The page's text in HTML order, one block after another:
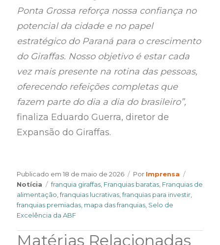
Ponta Grossa reforça nossa confiança no
potencial da cidade e no papel
estratégico do Paraná para o crescimento
do Giraffas. Nosso objetivo é estar cada
vez mais presente na rotina das pessoas,
oferecendo refeições completas que
fazem parte do dia a dia do brasileiro”,
finaliza Eduardo Guerra, diretor de
Expansão do Giraffas.
Publicado em18 de maio de 2026 Por Author
Imprensa
Notícia
Tags
franquia giraffas, Franquias baratas, Franquias de
alimentação,franquias lucrativas,franquias para investir,
franquias premiadas, mapa das franquias, Selo de
Excelência da ABF
Matérias Relacionadas